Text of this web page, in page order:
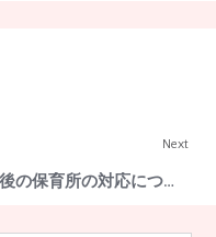
Next
【神奈川県】緊急事態宣言の解除後の保育所の対応について